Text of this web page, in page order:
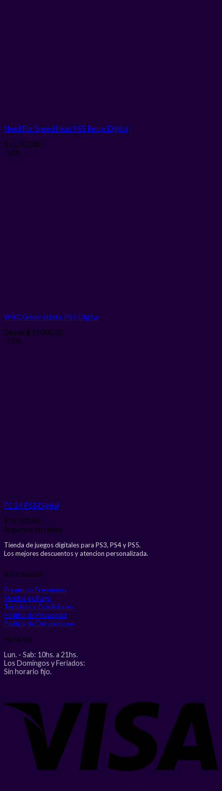
Need For Speed Heat PS5 Retro Digital
$ 11.000,00
-50%
WRC Generations PS5 Digital
Desde $ 19.000,00
-51%
FC 24 PS5 Digital
$ 29.000,00
Seguinos en redes
Tienda de juegos digitales para PS3, PS4 y PS5.
Los mejores descuentos y atencion personalizada.
Informacion
Preguntas Frecuentes
Medios de Pago
Terminos y Condiciones
Politica de Privacidad
Politica de Devoluciones
Horarios
Lun. - Sab: 10hs. a 21hs.
Los Domingos y Feriados:
Sin horario fijo.